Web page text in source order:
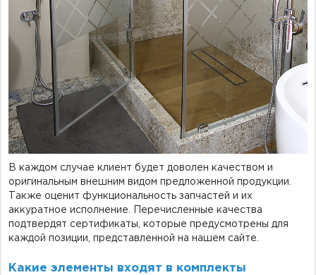
В каждом случае клиент будет доволен качеством и
оригинальным внешним видом предложенной продукции.
Также оценит функциональность запчастей и их
аккуратное исполнение. Перечисленные качества
подтвердят сертификаты, которые предусмотрены для
каждой позиции, представленной на нашем сайте.
Какие элементы входят в комплекты